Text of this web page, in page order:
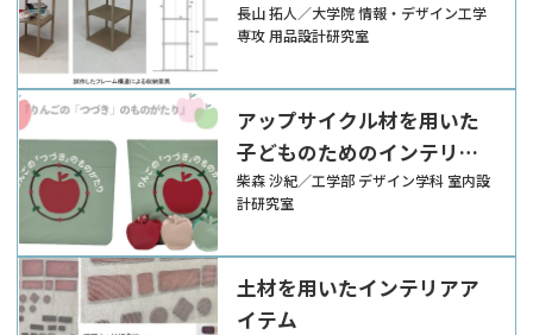
家具への応用
長山 拓人／大学院 情報・デザイン工学
専攻 用品設計研究室
アップサイクル材を用いた
子どものためのインテリア
アイテム
柴森 沙紀／工学部 デザイン学科 室内設
計研究室
土材を用いたインテリアア
イテム